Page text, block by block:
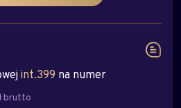
int.399 na numer
brutto